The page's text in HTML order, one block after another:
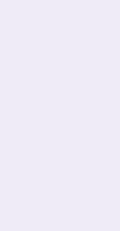
ていただき、画像で見る